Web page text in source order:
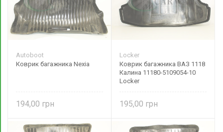
Autoboot
Коврик багажника Nexia
194,00
Locker
Коврик багажника ВАЗ 1118
Калина 11180-5109054-10
Locker
195,00